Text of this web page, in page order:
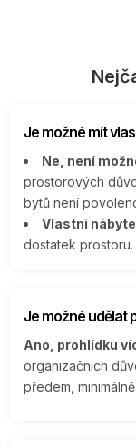
Je možné mít
Ne, není
prostorových
bytů není
Vlastní
dostatek prostoru.
Je možné udělat
Ano, prohlídku
organizačních
předem,